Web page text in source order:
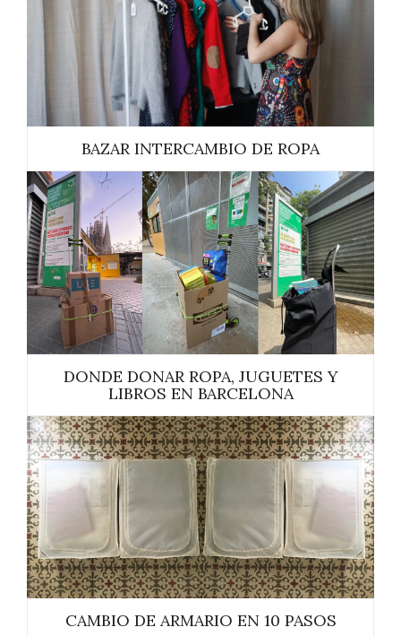
BAZAR INTERCAMBIO DE ROPA
DONDE DONAR ROPA, JUGUETES Y
LIBROS EN BARCELONA
CAMBIO DE ARMARIO EN 10 PASOS